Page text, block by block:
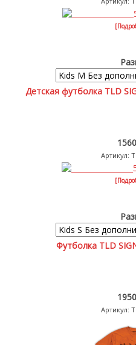
Детская футболка TLD
Артикул:
Футболка TLD
Артикул: